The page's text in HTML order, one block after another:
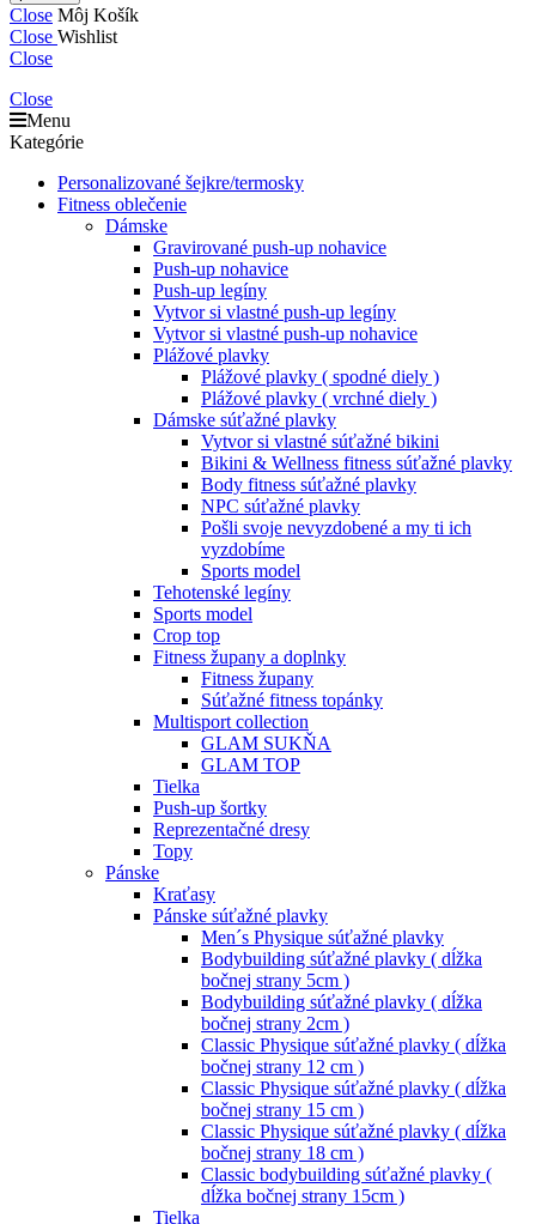
Close Môj Košík
Close Wishlist
Close
Close
Menu
Kategórie
Personalizované šejkre/termosky
Fitness oblečenie
Dámske
Gravirované push-up nohavice
Push-up nohavice
Push-up legíny
Vytvor si vlastné push-up legíny
Vytvor si vlastné push-up nohavice
Plážové plavky
Plážové plavky ( spodné diely )
Plážové plavky ( vrchné diely )
Dámske súťažné plavky
Vytvor si vlastné súťažné bikini
Bikini & Wellness fitness súťažné plavky
Body fitness súťažné plavky
NPC súťažné plavky
Pošli svoje nevyzdobené a my ti ich
vyzdobíme
Sports model
Tehotenské legíny
Sports model
Crop top
Fitness župany a doplnky
Fitness župany
Súťažné fitness topánky
Multisport collection
GLAM SUKŇA
GLAM TOP
Tielka
Push-up šortky
Reprezentačné dresy
Topy
Pánske
Kraťasy
Pánske súťažné plavky
Men´s Physique súťažné plavky
Bodybuilding súťažné plavky ( dĺžka
bočnej strany 5cm )
Bodybuilding súťažné plavky ( dĺžka
bočnej strany 2cm )
Classic Physique súťažné plavky ( dĺžka
bočnej strany 12 cm )
Classic Physique súťažné plavky ( dĺžka
bočnej strany 15 cm )
Classic Physique súťažné plavky ( dĺžka
bočnej strany 18 cm )
Classic bodybuilding súťažné plavky (
dĺžka bočnej strany 15cm )
Tielka